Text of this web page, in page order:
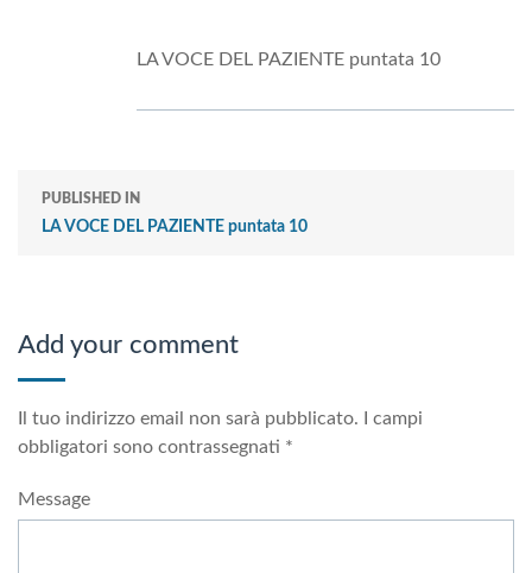
LA VOCE DEL PAZIENTE puntata 10
PUBLISHED IN
LA VOCE DEL PAZIENTE puntata 10
Add your comment
Il tuo indirizzo email non sarà pubblicato. I campi
obbligatori sono contrassegnati *
Message